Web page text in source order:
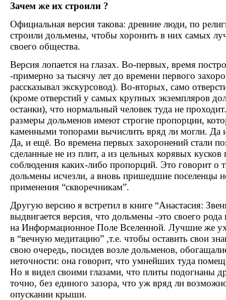
Зачем же их строили ?
Официальная версия такова: древние люди, по
строили дольмены, чтобы хоронить в них самых
своего общества.
Версия лопается на глазах. Во-первых, время
-примерно за тысячу лет до времени первого
рассказывал экскурсовод). Во-вторых, само
(кроме отверстий у самых крупных экземпляров
останки), что нормальный человек туда не
размеры дольменов имеют строгие пропорции,
каменными топорами вычислить вряд ли могли. Да
Да, и ещё. Во времена первых захоронений стали
сделанные не из плит, а из цельных корявых кусков
соблюдения каких-либо пропорций. Это говорит о
дольмены исчезли, а вновь пришедшие поселенцы
применения “скворечникам”.
Другую версию я встретил в книге “Анастасия:
выдвигается версия, что дольмены -это своего
на Информационное Поле Вселенной. Лучшие же
в “вечную медитацию” ,т.е. чтобы оставить свои
свою очередь, посидев возле дольменов,
неточности: она говорит, что умнейших туда
Но я видел своими глазами, что плиты подогнаны
точно, без единого зазора, что уж вряд ли
опускании крыши.